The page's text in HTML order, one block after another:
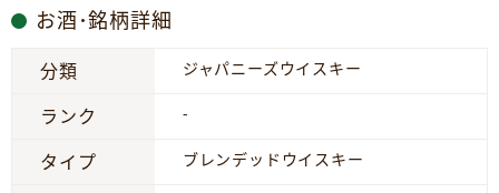
お酒･銘柄詳細
分類 ジャパニーズウイスキー
ランク -
タイプ ブレンデッドウイスキー